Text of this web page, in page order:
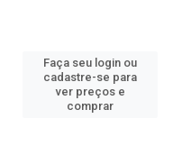
Faça seu login ou
cadastre-se para
ver preços e
comprar